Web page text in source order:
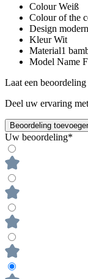
Colour Weiß
Colour of the
Design modern
Kleur Wit
Material1
Model Name
Laat een beoordeling
Deel uw ervaring
Beoordeling
Uw beoordeling*